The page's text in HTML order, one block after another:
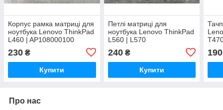
Корпус рамка матриці для
ноутбука Lenovo ThinkPad
L460 | AP108000100
230 ₴
Купити
Петлі матриці для
ноутбука Lenovo ThinkPad
L560 | L570
240₴
Купити
190
Про нас